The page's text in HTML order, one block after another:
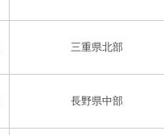
三重県北部
長野県中部